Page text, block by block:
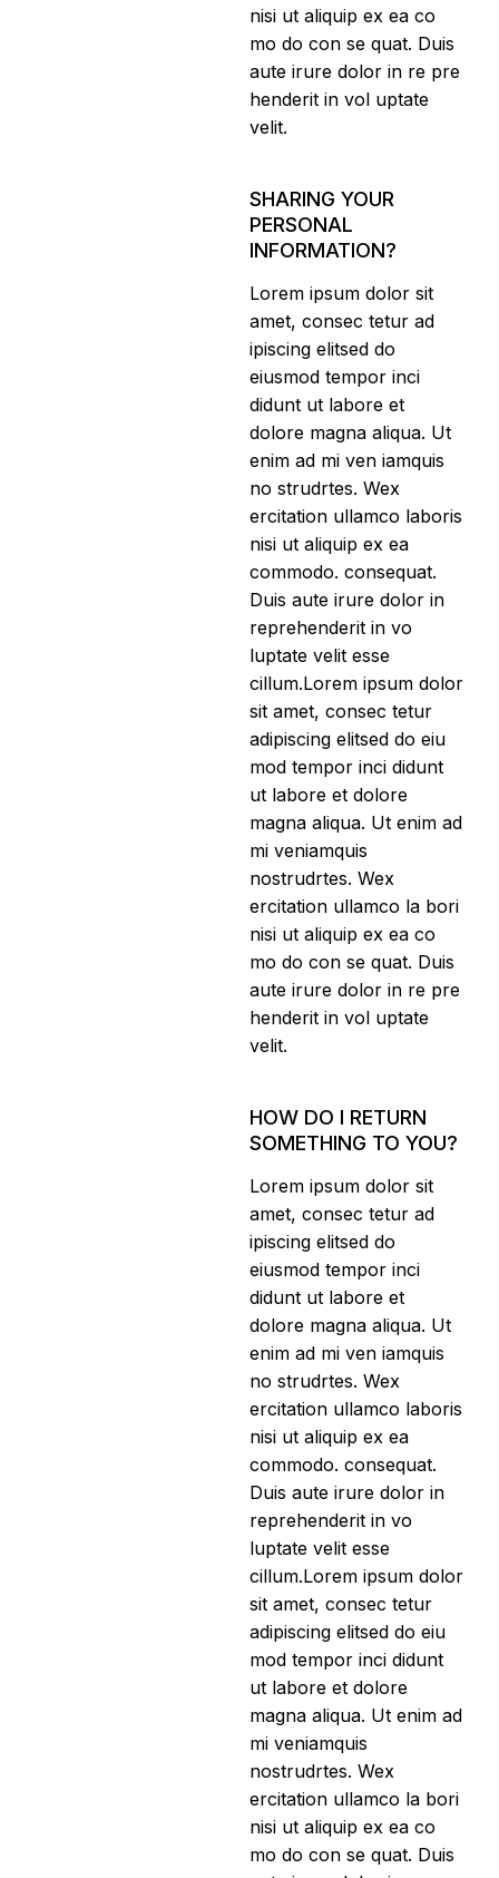
nisi ut aliquip ex ea co
mo do con se quat. Duis
aute irure dolor in re pre
henderit in vol uptate
velit.
SHARING YOUR
PERSONAL
INFORMATION?
Lorem ipsum dolor sit
amet, consec tetur ad
ipiscing elitsed do
eiusmod tempor inci
didunt ut labore et
dolore magna aliqua. Ut
enim ad mi ven iamquis
no strudrtes. Wex
ercitation ullamco laboris
nisi ut aliquip ex ea
commodo. consequat.
Duis aute irure dolor in
reprehenderit in vo
luptate velit esse
cillum.Lorem ipsum dolor
sit amet, consec tetur
adipiscing elitsed do eiu
mod tempor inci didunt
ut labore et dolore
magna aliqua. Ut enim ad
mi veniamquis
nostrudrtes. Wex
ercitation ullamco la bori
nisi ut aliquip ex ea co
mo do con se quat. Duis
aute irure dolor in re pre
henderit in vol uptate
velit.
HOW DO I RETURN
SOMETHING TO YOU?
Lorem ipsum dolor sit
amet, consec tetur ad
ipiscing elitsed do
eiusmod tempor inci
didunt ut labore et
dolore magna aliqua. Ut
enim ad mi ven iamquis
no strudrtes. Wex
ercitation ullamco laboris
nisi ut aliquip ex ea
commodo. consequat.
Duis aute irure dolor in
reprehenderit in vo
luptate velit esse
cillum.Lorem ipsum dolor
sit amet, consec tetur
adipiscing elitsed do eiu
mod tempor inci didunt
ut labore et dolore
magna aliqua. Ut enim ad
mi veniamquis
nostrudrtes. Wex
ercitation ullamco la bori
nisi ut aliquip ex ea co
mo do con se quat. Duis